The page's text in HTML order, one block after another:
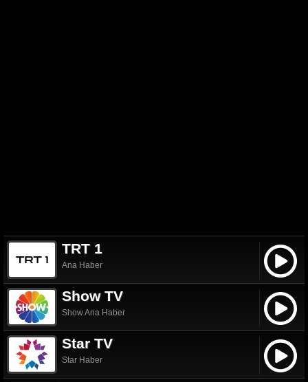
TRT 1
Ana Haber
Show TV
Show Ana Haber
Star TV
Star Haber